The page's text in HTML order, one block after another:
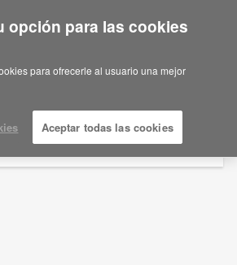
you in United States?
you like to see Products we sell in
region?
opción para las cookies
para ofrecerle al usuario una mejor
Aceptar todas las cookies